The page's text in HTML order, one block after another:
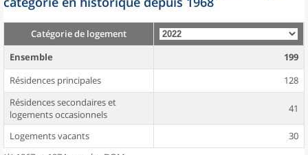
Catégorie de logement
Ensemble
199
Résidences principales
128
Résidences secondaires et
logements occasionnels
41
Logements vacants
30